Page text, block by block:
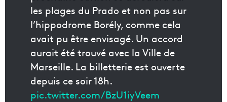
les plages du Prado et non pas sur
l’hippodrome Borély, comme cela
avait pu être envisagé. Un accord
aurait été trouvé avec la Ville de
Marseille. La billetterie est ouverte
depuis ce soir 18h.
pic.twitter.com/BzU1iyVeem